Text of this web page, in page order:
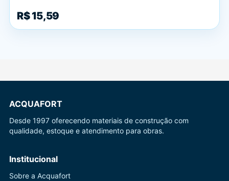
R$ 15,59
ACQUAFORT
Desde 1997 oferecendo materiais de construção com
qualidade, estoque e atendimento para obras.
Institucional
Sobre a Acquafort